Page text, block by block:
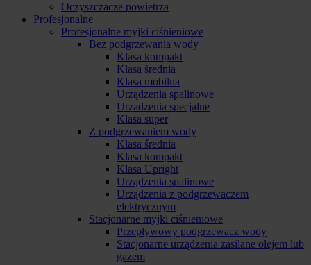
Oczyszczacze powietrza
Profesjonalne
Profesjonalne myjki ciśnieniowe
Bez podgrzewania wody
Klasa kompakt
Klasa średnia
Klasa mobilna
Urządzenia spalinowe
Urzadzenia specjalne
Klasa super
Z podgrzewaniem wody
Klasa średnia
Klasa kompakt
Klasa Upright
Urządzenia spalinowe
Urządzenia z podgrzewaczem
elektrycznym
Stacjonarne myjki ciśnieniowe
Przepływowy podgrzewacz wody
Stacjonarne urządzenia zasilane olejem lub
gazem